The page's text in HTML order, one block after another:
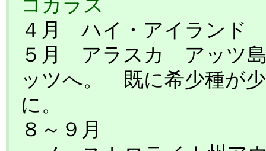
４月 ハイ・アイランド
５月 アラスカ アッツ
ッツへ。 既に希少種が
に。
８～９月